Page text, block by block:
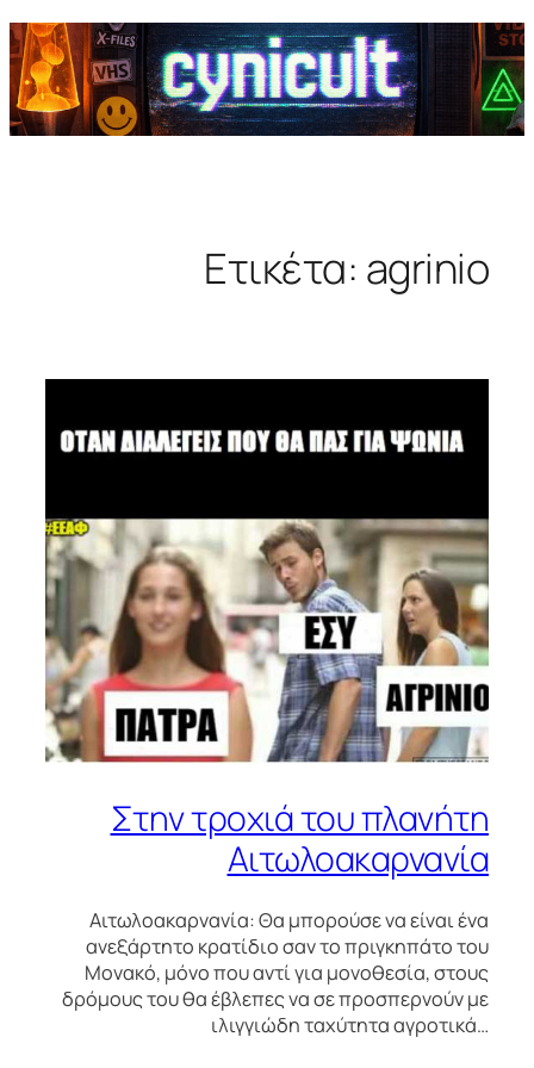
Ετικέτα: agrinio
Στην τροχιά του πλανήτη
Αιτωλοακαρνανία
Αιτωλοακαρνανία: Θα μπορούσε να είναι ένα
ανεξάρτητο κρατίδιο σαν το πριγκηπάτο του
Μονακό, μόνο που αντί για μονοθεσία, στους
δρόμους του θα έβλεπες να σε προσπερνούν με
ιλιγγιώδη ταχύτητα αγροτικά…